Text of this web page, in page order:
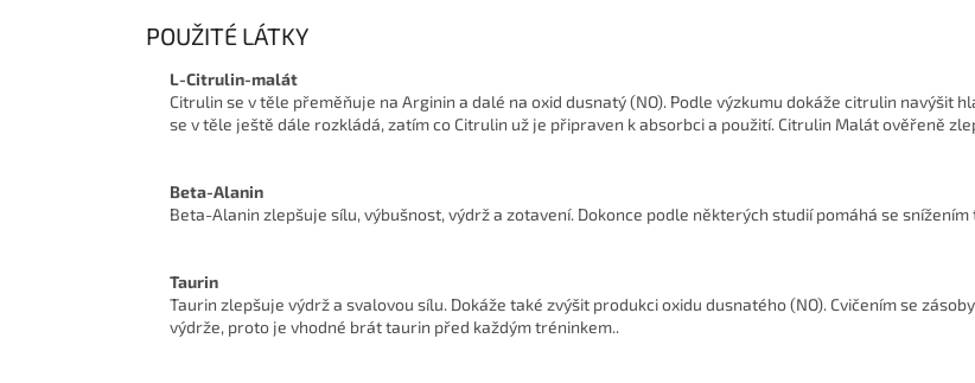
POUŽITÉ LÁTKY
L-Citrulin-malát
Citrulin se v těle přeměňuje na Arginin a dalé na oxid dusnatý (NO). Podle výzkumu dokáže citrulin navýšit
se v těle ještě dále rozkládá, zatím co Citrulin už je připraven k absorbci a použití. Citrulin Malát ověřeně
Beta-Alanin
Beta-Alanin zlepšuje sílu, výbušnost, výdrž a zotavení. Dokonce podle některých studií pomáhá se
Taurin
Taurin zlepšuje výdrž a svalovou sílu. Dokáže také zvýšit produkci oxidu dusnatého (NO). Cvičením se
výdrže, proto je vhodné brát taurin před každým tréninkem..